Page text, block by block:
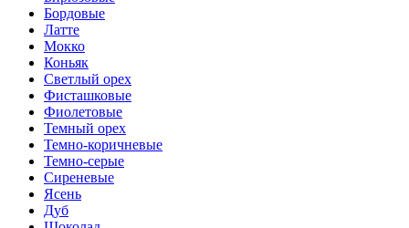
Бордовые
Латте
Мокко
Коньяк
Светлый орех
Фисташковые
Фиолетовые
Темный орех
Темно-коричневые
Темно-серые
Сиреневые
Ясень
Дуб